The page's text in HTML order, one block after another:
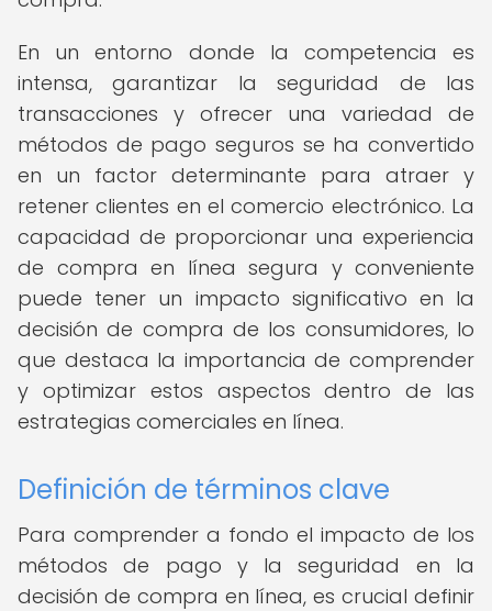
En un entorno donde la competencia es
intensa, garantizar la seguridad de las
transacciones y ofrecer una variedad de
métodos de pago seguros se ha convertido
en un factor determinante para atraer y
retener clientes en el comercio electrónico. La
capacidad de proporcionar una experiencia
de compra en línea segura y conveniente
puede tener un impacto significativo en la
decisión de compra de los consumidores, lo
que destaca la importancia de comprender
y optimizar estos aspectos dentro de las
estrategias comerciales en línea.
Definición de términos clave
Para comprender a fondo el impacto de los
métodos de pago y la seguridad en la
decisión de compra en línea, es crucial definir